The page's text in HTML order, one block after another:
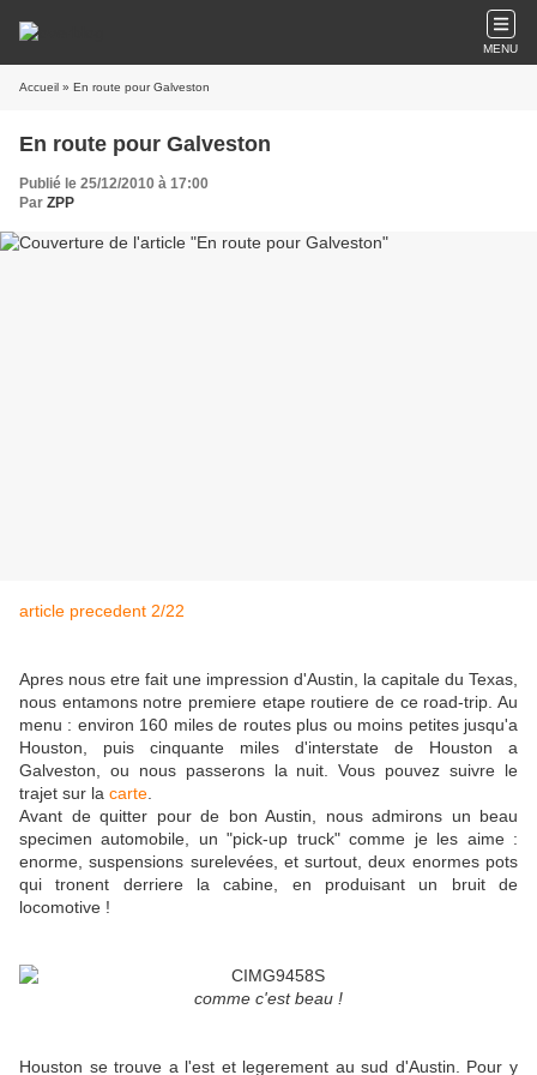
MENU
Accueil » En route pour Galveston
En route pour Galveston
Publié le 25/12/2010 à 17:00
Par ZPP
article precedent 2/22
Apres nous etre fait une impression d'Austin, la capitale du Texas,
nous entamons notre premiere etape routiere de ce road-trip. Au
menu : environ 160 miles de routes plus ou moins petites jusqu'a
Houston, puis cinquante miles d'interstate de Houston a
Galveston, ou nous passerons la nuit. Vous pouvez suivre le
trajet sur la carte
Avant de quitter pour de bon Austin, nous admirons un beau
specimen automobile, un "pick-up truck" comme je les aime :
enorme, suspensions surelevées, et surtout, deux enormes pots
qui tronent derriere la cabine, en produisant un bruit de
locomotive !
comme c'est beau !
Houston se trouve a l'est et legerement au sud d'Austin. Pour y